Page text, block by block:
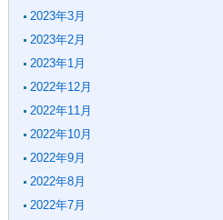
2023年3月
2023年2月
2023年1月
2022年12月
2022年11月
2022年10月
2022年9月
2022年8月
2022年7月